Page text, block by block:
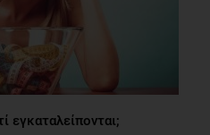
εγκαταλείπονται;